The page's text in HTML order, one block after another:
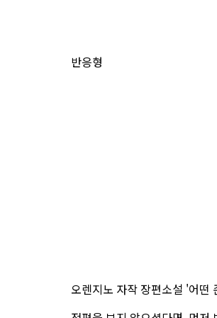
반응형
오렌지노 자작 장편소설 '어떤